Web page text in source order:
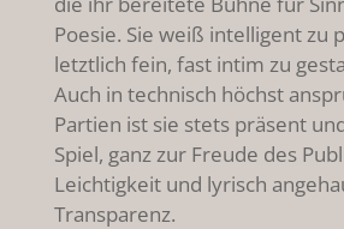
Poesie. Sie weiß intelligent zu
letztlich fein, fast intim zu
Auch in technisch höchst
Partien ist sie stets präsent
Spiel, ganz zur Freude des
Leichtigkeit und lyrisch
Transparenz.